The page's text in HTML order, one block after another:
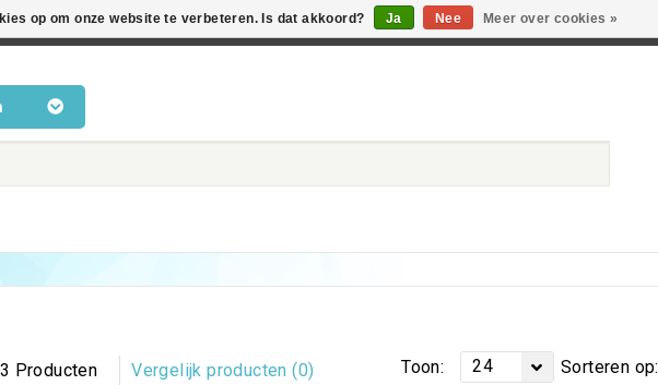
3 Producten Vergelijk producten (0) Sorteren op:
Toon: 24
op om onze website te verbeteren. Is dat akkoord? Ja Nee Meer over cookies »
voor katten • Kennis van kattengedrag • Snelle levering • Beste service